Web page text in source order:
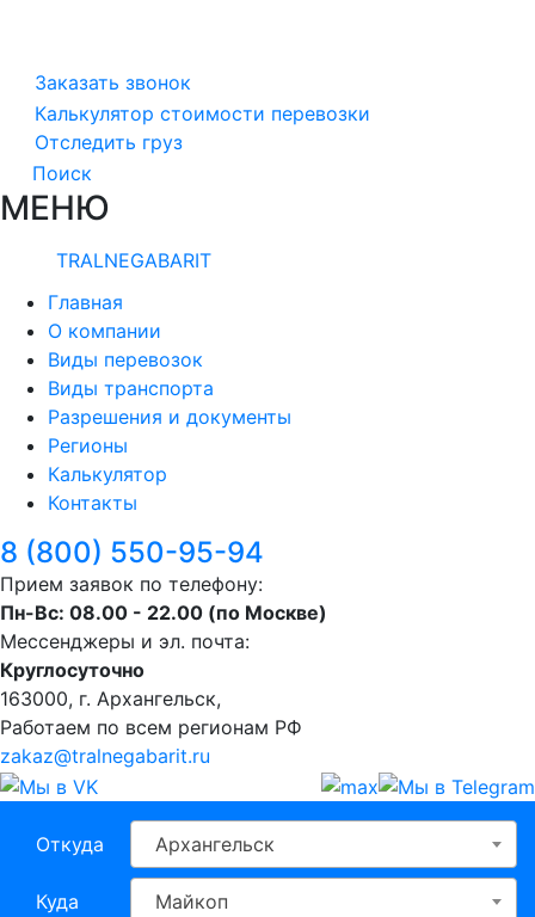
Заказать звонок
Калькулятор стоимости перевозки
Отследить груз
Поиск
МЕНЮ
TRALNEGABARIT
Главная
О компании
Виды перевозок
Виды транспорта
Разрешения и документы
Регионы
Калькулятор
Контакты
8 (800) 550-95-94
Прием заявок по телефону:
Пн-Вс: 08.00 - 22.00 (по Москве)
Мессенджеры и эл. почта:
Круглосуточно
163000, г. Архангельск,
Работаем по всем регионам РФ
zakaz@tralnegabarit.ru
Откуда Архангельск
Куда Майкоп